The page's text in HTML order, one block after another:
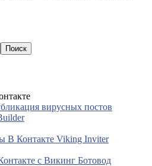
вирусных постов
В Контакте Viking Inviter
с Викинг Ботовод